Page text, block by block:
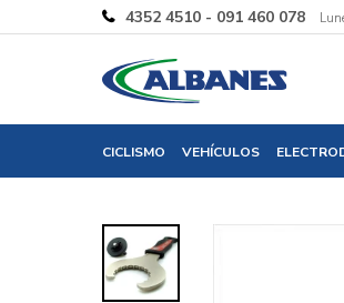
CICLISMO VEHÍCULOS
4352 4510 - 091 460 078